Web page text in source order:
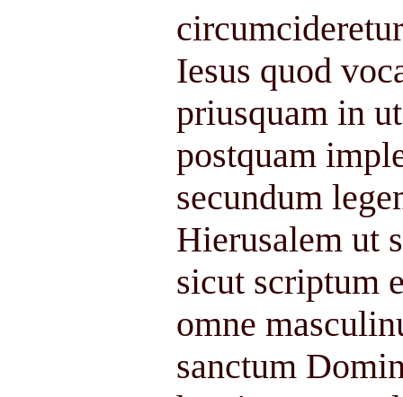
Iesus quod
priusquam in
postquam
secundum
Hierusalem ut
sicut scriptum
omne
sanctum